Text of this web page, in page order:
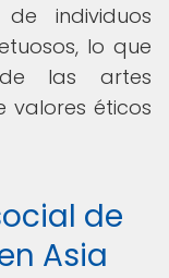
individuos
lo que
las artes
valores éticos
de
Asia